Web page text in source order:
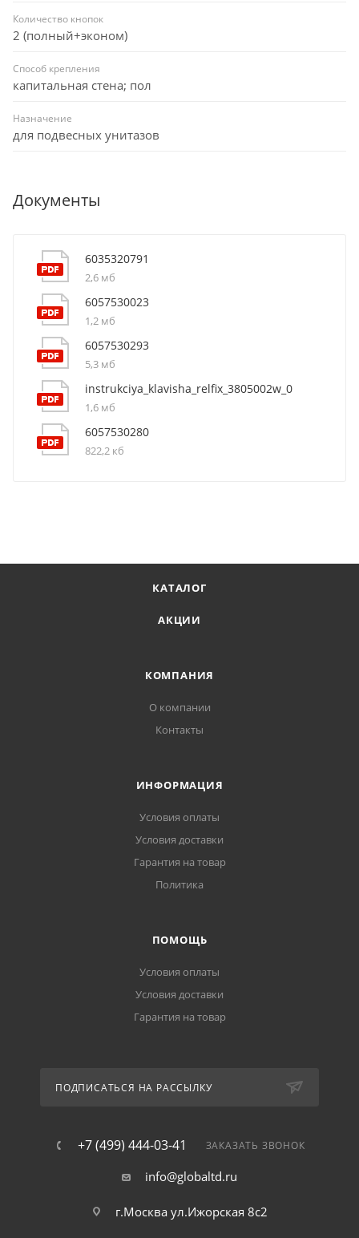
Количество кнопок
2 (полный+эконом)
Способ крепления
капитальная стена; пол
Назначение
для подвесных унитазов
Документы
6035320791
2,6 мб
6057530023
1,2 мб
6057530293
5,3 мб
instrukciya_klavisha_relfix_3805002w_0
1,6 мб
6057530280
822,2 кб
КАТАЛОГ
АКЦИИ
КОМПАНИЯ
О компании
Контакты
ИНФОРМАЦИЯ
Условия оплаты
Условия доставки
Гарантия на товар
Политика
ПОМОЩЬ
Условия оплаты
Условия доставки
Гарантия на товар
ПОДПИСАТЬСЯ НА РАССЫЛКУ
+7 (499) 444-03-41 ЗАКАЗАТЬ ЗВОНОК
info@globaltd.ru
г.Москва ул.Ижорская 8с2